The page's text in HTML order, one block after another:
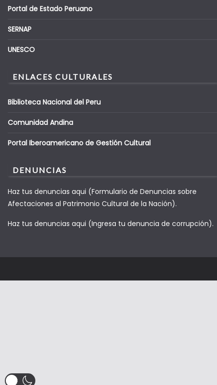
Portal de Estado Peruano
SERNAP
UNESCO
ENLACES CULTURALES
Biblioteca Nacional del Peru
Comunidad Andina
Portal Iberoamericano de Gestión Cultural
DENUNCIAS
Haz tus denuncias aqui (Formulario de Denuncias sobre
Afectaciones al Patrimonio Cultural de la Nación).
Haz tus denuncias aqui (Ingresa tu denuncia de corrupción).